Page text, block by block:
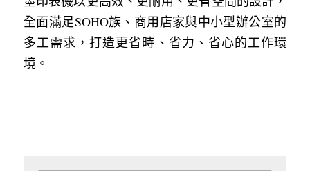
全面滿足SOHO族、商用店家與中小型辦公室的
多工需求，打造更省時、省力、省心的工作環
境。